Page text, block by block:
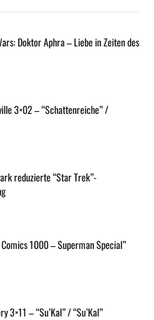
Doktor Aphra – Liebe in Zeiten des
3×02 – “Schattenreiche” /
reduzierte “Star Trek”-
1000 – Superman Special”
3×11 – “Su’Kal” / “Su’Kal”